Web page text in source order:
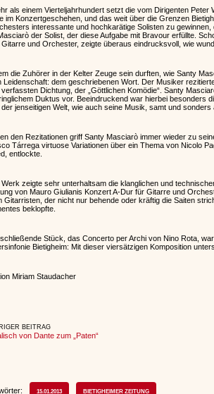
als einem Vierteljahrhundert setzt die vom Dirigenten
im Konzertgeschehen, und das weit über die Grenzen
interessante und hochkarätige Solisten zu
der Solist, der diese Aufgabe mit Bravour erfüllte.
und Orchester, zeigte überaus eindrucksvoll, wie
die Zuhörer in der Kelter Zeuge sein durften, wie Santy
Leidenschaft: dem geschriebenen Wort. Der Musiker
Dichtung, der „Göttlichen Komödie“. Santy
Duktus vor. Beeindruckend war hierbei besonders
jenseitigen Welt, wie auch seine Musik, samt und sonders
den Rezitationen griff Santy Masciarò immer wieder zu
Tárrega virtuose Variationen über ein Thema von Nicolo
entlockte.
zeigte sehr unterhaltsam die klanglichen und
von Mauro Giulianis Konzert A-Dur für Gitarre und
Gitarristen, der nicht nur behende oder kräftig die Saiten
beklopfte.
Stück, das Concerto per Archi von Nino Rota,
Bietigheim: Mit dieser viersätzigen Komposition
Miriam Staudacher
BEITRAG
von Dante zum „Paten“
15.01.2013 BIETIGHEIMER ZEITUNG